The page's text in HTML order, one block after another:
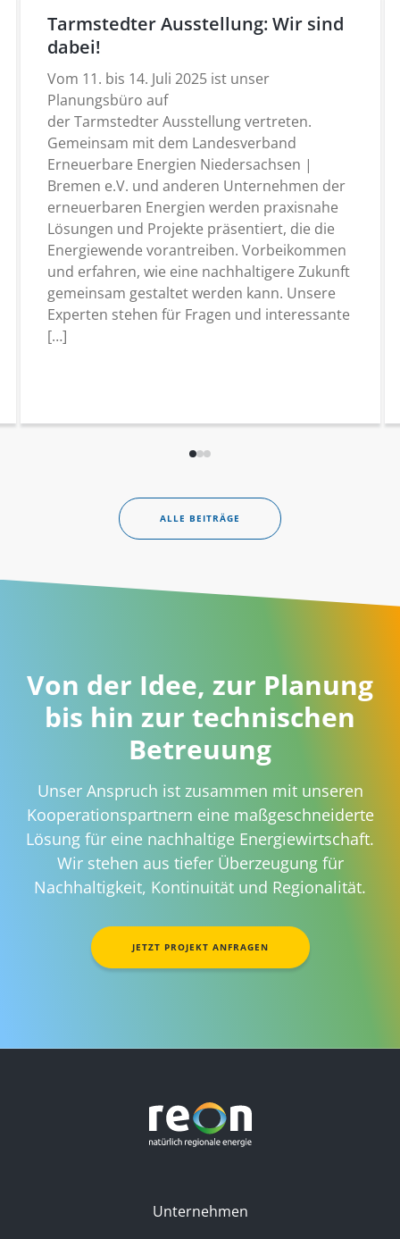
Tarmstedter Ausstellung: Wir sind
dabei!
Vom 11. bis 14. Juli 2025 ist unser
Planungsbüro auf
der Tarmstedter Ausstellung vertreten.
Gemeinsam mit dem Landesverband
Erneuerbare Energien Niedersachsen |
Bremen e.V. und anderen Unternehmen der
erneuerbaren Energien werden praxisnahe
Lösungen und Projekte präsentiert, die die
Energiewende vorantreiben. Vorbeikommen
und erfahren, wie eine nachhaltigere Zukunft
gemeinsam gestaltet werden kann. Unsere
Experten stehen für Fragen und interessante
[…]
ALLE BEITRÄGE
Von der Idee, zur Planung
bis hin zur technischen
Betreuung
Unser Anspruch ist zusammen mit unseren
Kooperationspartnern eine maßgeschneiderte
Lösung für eine nachhaltige Energiewirtschaft.
Wir stehen aus tiefer Überzeugung für
Nachhaltigkeit, Kontinuität und Regionalität.
JETZT PROJEKT ANFRAGEN
Unternehmen